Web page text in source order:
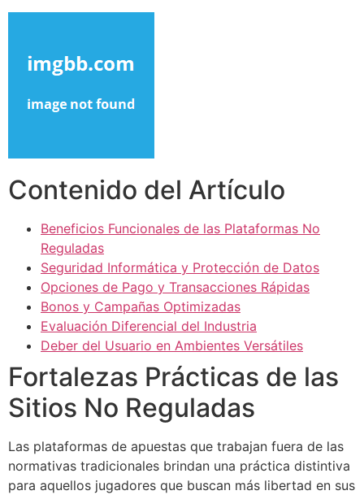
Contenido del Artículo
Beneficios Funcionales de las Plataformas No
Reguladas
Seguridad Informática y Protección de Datos
Opciones de Pago y Transacciones Rápidas
Bonos y Campañas Optimizadas
Evaluación Diferencial del Industria
Deber del Usuario en Ambientes Versátiles
Fortalezas Prácticas de las
Sitios No Reguladas
Las plataformas de apuestas que trabajan fuera de las
normativas tradicionales brindan una práctica distintiva
para aquellos jugadores que buscan más libertad en sus